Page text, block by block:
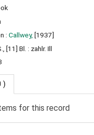
: Callwey, [1937]
[11] Bl. : zahlr. Ill
)
for this record